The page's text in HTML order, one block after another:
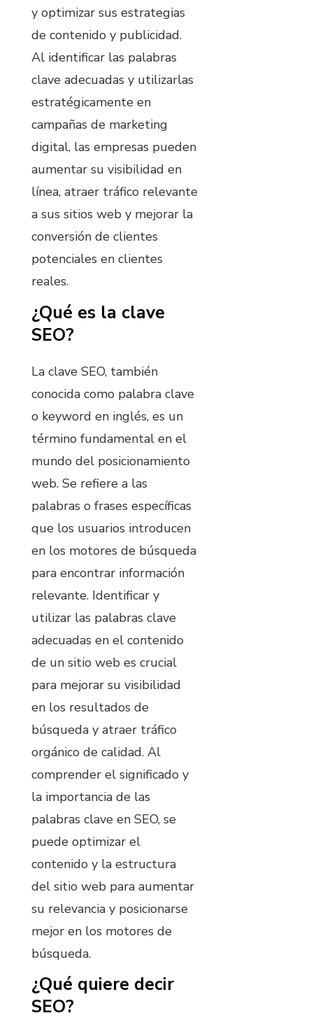
y optimizar sus estrategias
de contenido y publicidad.
Al identificar las palabras
clave adecuadas y utilizarlas
estratégicamente en
campañas de marketing
digital, las empresas pueden
aumentar su visibilidad en
línea, atraer tráfico relevante
a sus sitios web y mejorar la
conversión de clientes
potenciales en clientes
reales.
¿Qué es la clave
SEO?
La clave SEO, también
conocida como palabra clave
o keyword en inglés, es un
término fundamental en el
mundo del posicionamiento
web. Se refiere a las
palabras o frases específicas
que los usuarios introducen
en los motores de búsqueda
para encontrar información
relevante. Identificar y
utilizar las palabras clave
adecuadas en el contenido
de un sitio web es crucial
para mejorar su visibilidad
en los resultados de
búsqueda y atraer tráfico
orgánico de calidad. Al
comprender el significado y
la importancia de las
palabras clave en SEO, se
puede optimizar el
contenido y la estructura
del sitio web para aumentar
su relevancia y posicionarse
mejor en los motores de
búsqueda.
¿Qué quiere decir
SEO?